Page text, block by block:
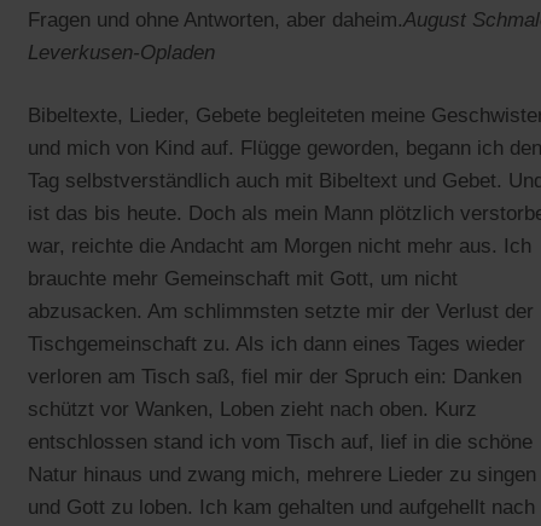
Fragen und ohne Antworten, aber daheim.August
Leverkusen-Opladen
Bibeltexte, Lieder, Gebete begleiteten meine
und mich von Kind auf. Flügge geworden, begann ich den
Tag selbstverständlich auch mit Bibeltext und Gebet.
ist das bis heute. Doch als mein Mann plötzlich
war, reichte die Andacht am Morgen nicht mehr aus. Ich
brauchte mehr Gemeinschaft mit Gott, um nicht
abzusacken. Am schlimmsten setzte mir der Verlust der
Tischgemeinschaft zu. Als ich dann eines Tages wieder
verloren am Tisch saß, fiel mir der Spruch ein: Danken
schützt vor Wanken, Loben zieht nach oben. Kurz
entschlossen stand ich vom Tisch auf, lief in die schöne
Natur hinaus und zwang mich, mehrere Lieder zu singen
und Gott zu loben. Ich kam gehalten und aufgehellt nach